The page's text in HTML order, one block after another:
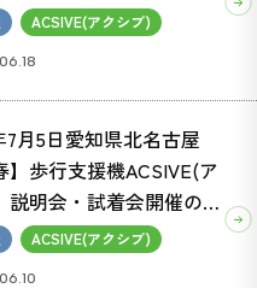
ACSIVE(アクシブ)
7月5日愛知県北名古屋
】歩行支援機ACSIVE(ア
説明会・試着会開催のお
ACSIVE(アクシブ)